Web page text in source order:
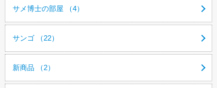
サメ博士の部屋 （4）
サンゴ （22）
新商品 （2）